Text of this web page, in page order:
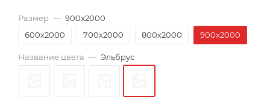
Размер — 900х2000
600х2000
700х2000 800х2000 900х2000
Название цвета — Эльбрус